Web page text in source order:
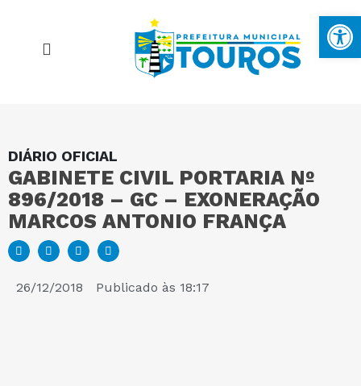
DIÁRIO OFICIAL
GABINETE CIVIL PORTARIA Nº
896/2018 – GC – EXONERAÇÃO
MARCOS ANTONIO FRANÇA
26/12/2018 Publicado às 18:17
MAPA DO SITE
PORTAL DA TRANSPARÊNCIA
E-SIC